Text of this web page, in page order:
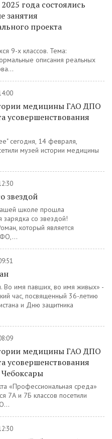
года состоялись
занятия
проекта
9-х классов. Тема:
описания реальных
медицины ГАО ДПО
усовершенствования
сегодня, 14 февраля,
музей истории медицины
звездой
школе прошла
зарядка со звездой!
который является
Во имя павших, во имя живых» -
час, посвященный 36-летию
и Дню защитника
медицины ГАО ДПО
усовершенствования
Чебоксары
«Профессиональная среда»
7А и 7Б классов посетили